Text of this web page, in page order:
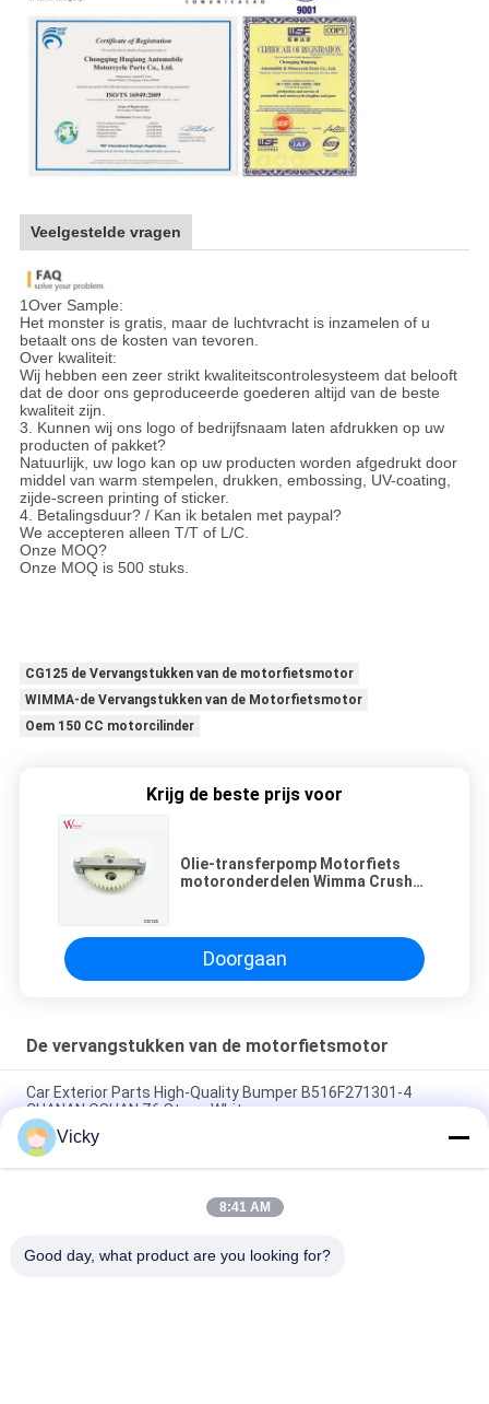
Veelgestelde vragen
1Over Sample:
Het monster is gratis, maar de luchtvracht is inzamelen of u
betaalt ons de kosten van tevoren.
Over kwaliteit:
Wij hebben een zeer strikt kwaliteitscontrolesysteem dat belooft
dat de door ons geproduceerde goederen altijd van de beste
kwaliteit zijn.
3. Kunnen wij ons logo of bedrijfsnaam laten afdrukken op uw
producten of pakket?
Natuurlijk, uw logo kan op uw producten worden afgedrukt door
middel van warm stempelen, drukken, embossing, UV-coating,
zijde-screen printing of sticker.
4. Betalingsduur? / Kan ik betalen met paypal?
We accepteren alleen T/T of L/C.
Onze MOQ?
Onze MOQ is 500 stuks.
CG125 de Vervangstukken van de motorfietsmotor
WIMMA-de Vervangstukken van de Motorfietsmotor
Oem 150 CC motorcilinder
Krijg de beste prijs voor
Olie-transferpomp Motorfiets
motoronderdelen Wimma Crush
Doorgaan
De vervangstukken van de motorfietsmotor
Car Exterior Parts High-Quality Bumper B516F271301-4
CHANAN OSHAN​ Z6 Starry White
Startmotor Honda EX5 Motorfiets motor onderdelen
goedkoop groothandel met hoge prestaties
Motorfietsversteker voor CPR8EAIX-9 China Leveranciers
Vicky
8:41 AM
Good day, what product are you looking for?